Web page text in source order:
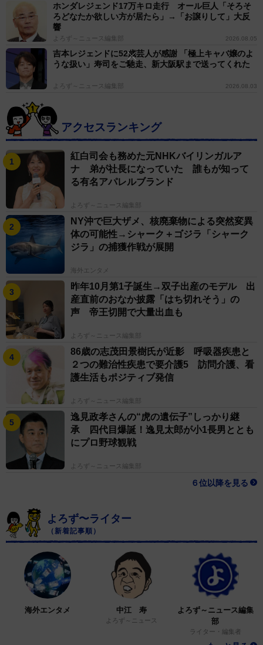
ホンダレジェンド17万キロ走行 オール巨人「そろそ
ろどなたか欲しい方が居たら」→「お譲りして」大反
響
よろず～ニュース編集部 2026.08.05
吉本レジェンドに52歳芸人が感謝 「極上キャバ嬢のよ
うな扱い」寿司をご馳走、新大阪駅まで送ってくれた
よろず～ニュース編集部 2026.08.03
アクセスランキング
紅白司会も務めた元NHKバイリンガルア
ナ 弟が社長になっていた 誰もが知って
る有名アパレルブランド
よろず～ニュース編集部
NY沖で巨大ザメ、核廃棄物による突然変異
体の可能性→シャーク＋ゴジラ「シャーク
ジラ」の捕獲作戦が展開
海外エンタメ
昨年10月第1子誕生→双子出産のモデル 出
産直前のおなか披露「はち切れそう」の
声 帝王切開で大量出血も
よろず～ニュース編集部
86歳の志茂田景樹氏が近影 呼吸器疾患と
２つの難治性疾患で要介護5 訪問介護、看
護生活もポジティブ発信
よろず～ニュース編集部
逸見政孝さんの“虎の遺伝子”しっかり継
承 四代目爆誕！逸見太郎が小1長男ととも
にプロ野球観戦
よろず～ニュース編集部
６位以降を見る
よろず〜ライター
（新着記事順）
海外エンタメ 中江 寿
よろず～ニュース
よろず～ニュース編集
部
ライター・編集者